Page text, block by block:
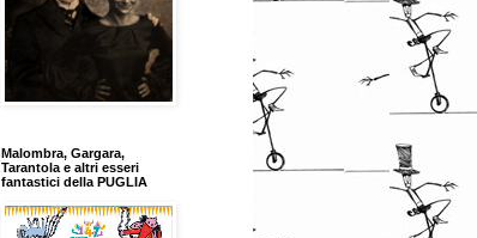
Malombra, Gargara,
Tarantola e altri esseri
fantastici della PUGLIA